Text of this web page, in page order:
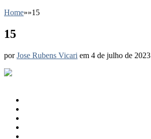
Home»»15
15
porJose Rubens Vicari em 4 de julho de 2023